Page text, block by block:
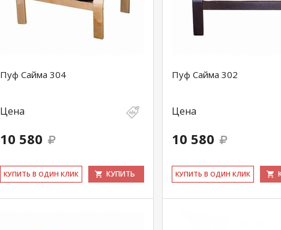
Пуф Сайма 304
Цена
10 580
КУ­ПИТЬ В ОДИН КЛИК КУПИТЬ
Пуф Сайма 302
Цена
10 580
КУ­ПИТЬ В ОДИН КЛИК